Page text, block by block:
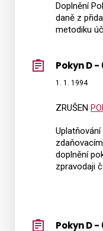
Doplnění
daně z
metodiku
Pokyn D -
1. 1. 1994
ZRUŠEN
doplnění
zpravodaji
Pokyn D -